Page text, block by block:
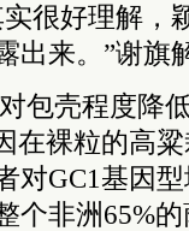
很好理解，
出来。”谢旗
包壳程度降
在裸粒的高
对GC1基因
个非洲65%